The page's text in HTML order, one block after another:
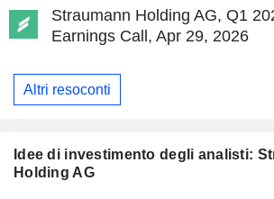
Straumann Holding AG, Q1
Earnings Call, Apr 29, 2026
Altri resoconti
Idee di investimento degli analisti:
Holding AG